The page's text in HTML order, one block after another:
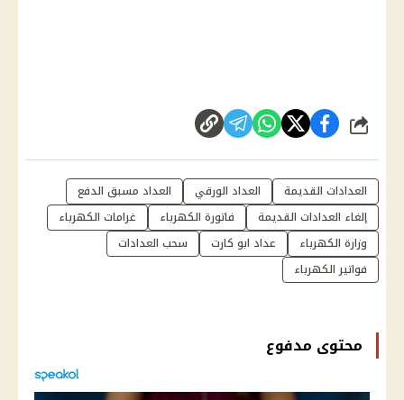
شارك
العدادات القديمة العداد الورقي
العداد مسبق الدفع
إلغاء العدادات القديمة
فاتورة الكهرباء
غرامات الكهرباء
وزارة الكهرباء
عداد ابو كارت
سحب العدادات
فواتير الكهرباء
محتوى مدفوع